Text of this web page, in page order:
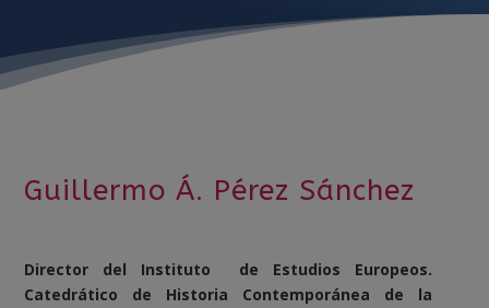
Guillermo Á. Pérez Sánchez
Director del Instituto de Estudios Europeos.
Catedrático de Historia Contemporánea de la